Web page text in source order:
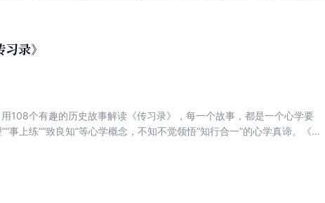
录》
108个有趣的历史故事解读《传习录》，每一个故事，都是一个心学要
事上练”“致良知”等心学概念，不知不觉领悟“知行合一”的心学真谛。《传